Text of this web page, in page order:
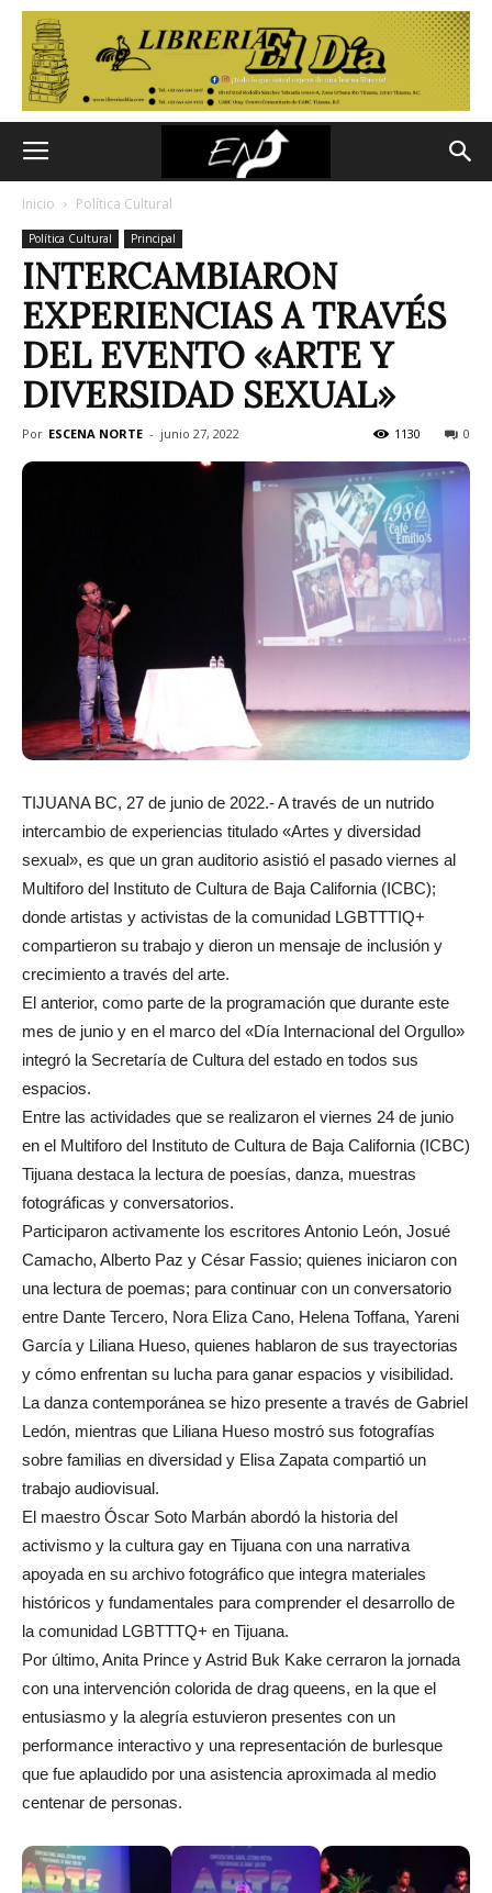
Inicio Política Cultural
Política Cultural Principal
INTERCAMBIARON
EXPERIENCIAS A TRAVÉS
DEL EVENTO «ARTE Y
DIVERSIDAD SEXUAL»
Por ESCENA NORTE - junio 27, 2022 0
1130
TIJUANA BC, 27 de junio de 2022.- A través de un nutrido
intercambio de experiencias titulado «Artes y diversidad
sexual», es que un gran auditorio asistió el pasado viernes al
Multiforo del Instituto de Cultura de Baja California (ICBC);
donde artistas y activistas de la comunidad LGBTTTIQ+
compartieron su trabajo y dieron un mensaje de inclusión y
crecimiento a través del arte.
El anterior, como parte de la programación que durante este
mes de junio y en el marco del «Día Internacional del Orgullo»
integró la Secretaría de Cultura del estado en todos sus
espacios.
Entre las actividades que se realizaron el viernes 24 de junio
en el Multiforo del Instituto de Cultura de Baja California (ICBC)
Tijuana destaca la lectura de poesías, danza, muestras
fotográficas y conversatorios.
Participaron activamente los escritores Antonio León, Josué
Camacho, Alberto Paz y César Fassio; quienes iniciaron con
una lectura de poemas; para continuar con un conversatorio
entre Dante Tercero, Nora Eliza Cano, Helena Toffana, Yareni
García y Liliana Hueso, quienes hablaron de sus trayectorias
y cómo enfrentan su lucha para ganar espacios y visibilidad.
La danza contemporánea se hizo presente a través de Gabriel
Ledón, mientras que Liliana Hueso mostró sus fotografías
sobre familias en diversidad y Elisa Zapata compartió un
trabajo audiovisual.
El maestro Óscar Soto Marbán abordó la historia del
activismo y la cultura gay en Tijuana con una narrativa
apoyada en su archivo fotográfico que integra materiales
históricos y fundamentales para comprender el desarrollo de
la comunidad LGBTTTQ+ en Tijuana.
Por último, Anita Prince y Astrid Buk Kake cerraron la jornada
con una intervención colorida de drag queens, en la que el
entusiasmo y la alegría estuvieron presentes con un
performance interactivo y una representación de burlesque
que fue aplaudido por una asistencia aproximada al medio
centenar de personas.